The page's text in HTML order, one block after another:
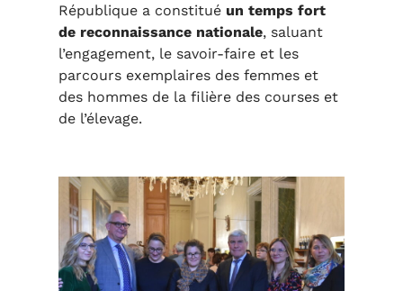
République a constitué un temps fort
de reconnaissance nationale, saluant
l’engagement, le savoir-faire et les
parcours exemplaires des femmes et
des hommes de la filière des courses et
de l’élevage.